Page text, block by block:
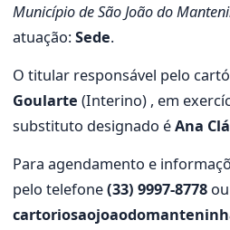
Município de São João do
atuação:Sede.
O titular responsável pelo
Goularte (Interino) , em
substituto designado éAna
Para agendamento e
pelo telefone(33) 9997-8778